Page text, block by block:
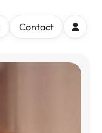
Contact